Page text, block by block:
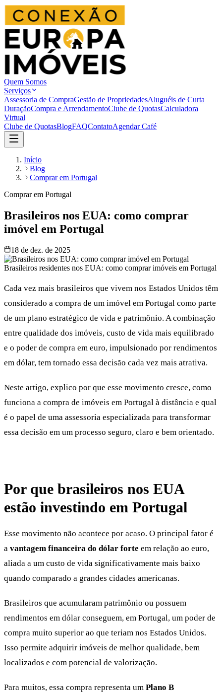
Quem Somos
Serviços
Assessoria de CompraGestão de PropriedadesAluguéis de Curta
DuraçãoCompra e ArrendamentoClube de QuotasCalculadora
Virtual
Clube de QuotasBlogFAQContatoAgendar Café
Início
Blog
Comprar em Portugal
Comprar em Portugal
Brasileiros nos EUA: como comprar
imóvel em Portugal
18 de dez. de 2025
Brasileiros residentes nos EUA: como comprar imóveis em Portugal
Cada vez mais brasileiros que vivem nos Estados Unidos têm
considerado a compra de um imóvel em Portugal como parte
de um plano estratégico de vida e patrimônio. A combinação
entre qualidade dos imóveis, custo de vida mais equilibrado
e o poder de compra em euro, impulsionado por rendimentos
em dólar, tem tornado essa decisão cada vez mais atrativa.
Neste artigo, explico por que esse movimento cresce, como
funciona a compra de imóveis em Portugal à distância e qual
é o papel de uma assessoria especializada para transformar
essa decisão em um processo seguro, claro e bem orientado.
Por que brasileiros nos EUA
estão investindo em Portugal
Esse movimento não acontece por acaso. O principal fator é
a vantagem financeira do dólar forte em relação ao euro,
aliada a um custo de vida significativamente mais baixo
quando comparado a grandes cidades americanas.
Brasileiros que acumularam patrimônio ou possuem
rendimentos em dólar conseguem, em Portugal, um poder de
compra muito superior ao que teriam nos Estados Unidos.
Isso permite adquirir imóveis de melhor qualidade, bem
localizados e com potencial de valorização.
Para muitos, essa compra representa um Plano B